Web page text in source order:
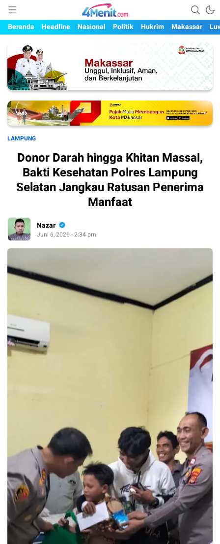
4menit.com
Mengungkap Kisah, Setiap Hari
Beranda
Headline Nasional Politik Hukrim Makassar
LAMPUNG
Donor Darah hingga Khitan Massal,
Bakti Kesehatan Polres Lampung
Selatan Jangkau Ratusan Penerima
Manfaat
Nazar
Juni 6, 2026 - 2:34 pm